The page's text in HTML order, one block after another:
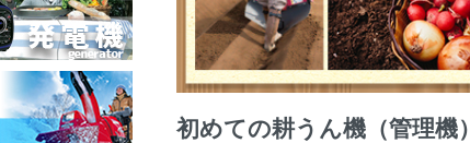
初めての耕うん機（管理機）